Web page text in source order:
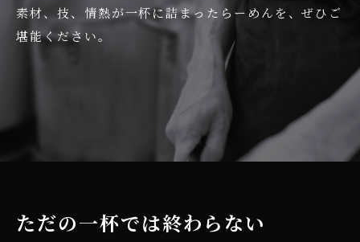
素材、技、情熱が一杯に詰まったらーめんを、ぜひご
堪能ください。
ただの一杯では終わらない